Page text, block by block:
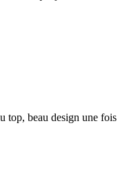
top, beau design une fois